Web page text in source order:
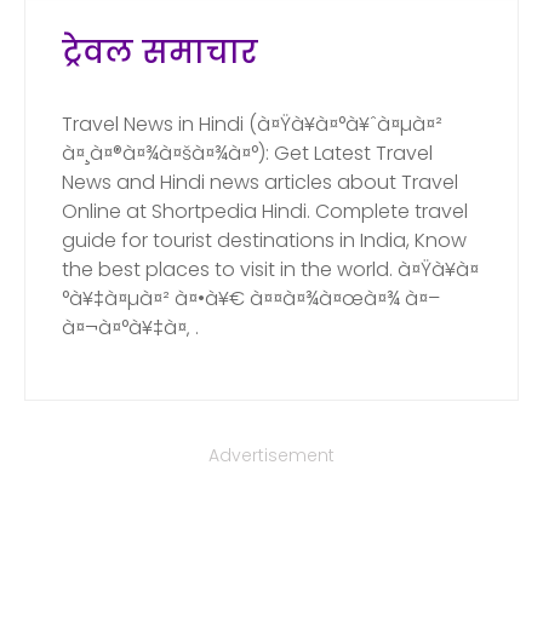
ट्रेवल समाचार
Travel News in Hindi (à¤Ÿà¥à¤°à¥ˆà¤µà¤²
à¤¸à¤®à¤¾à¤šà¤¾à¤°): Get Latest Travel
News and Hindi news articles about Travel
Online at Shortpedia Hindi. Complete travel
guide for tourist destinations in India, Know
the best places to visit in the world. à¤Ÿà¥à¤
°à¥‡à¤µà¤² à¤•à¥€ à¤¤à¤¾à¤œà¤¾ à¤–
à¤¬à¤°à¥‡à¤‚ .
Advertisement